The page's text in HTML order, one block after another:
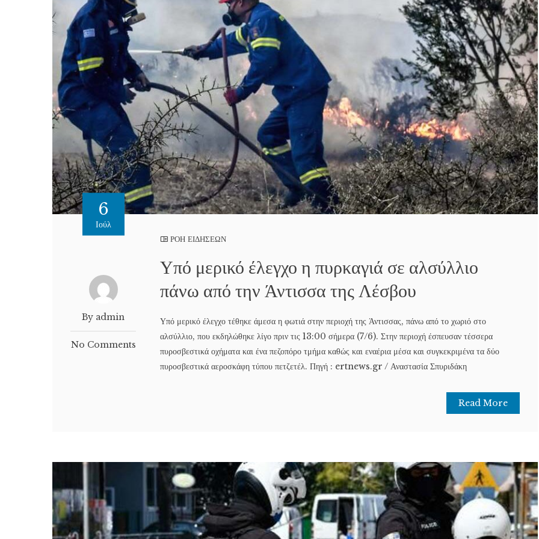
6
Ιούλ
By admin
No Comments
ΡΟΗ ΕΙΔΗΣΕΩΝ
Υπό μερικό έλεγχο η πυρκαγιά σε αλσύλλιο
πάνω από την Άντισσα της Λέσβου
Υπό μερικό έλεγχο τέθηκε άμεσα η φωτιά στην περιοχή της Άντισσας, πάνω από το χωριό στο
αλσύλλιο, που εκδηλώθηκε λίγο πριν τις 13:00 σήμερα (7/6). Στην περιοχή έσπευσαν τέσσερα
πυροσβεστικά οχήματα και ένα πεζοπόρο τμήμα καθώς και εναέρια μέσα και συγκεκριμένα τα δύο
πυροσβεστικά αεροσκάφη τύπου πετζετέλ. Πηγή : ertnews.gr / Αναστασία Σπυριδάκη
Read More